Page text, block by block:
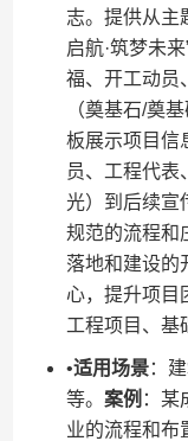
志。提供从主
启航·筑梦未
福、开工动员
（奠基石/奠
板展示项目信
员、工程代表
光）到后续宣
规范的流程和
落地和建设的
心，提升项目
工程项目、基
•​​适用场景​：
等。​ ​案例​ ：某
业的流程和布